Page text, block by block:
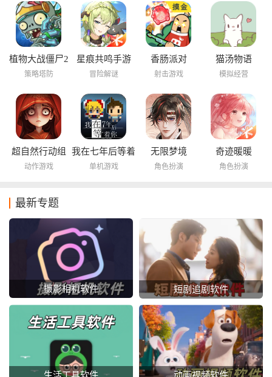
植物大战僵尸2
海底世界
策略塔防
星痕共鸣手游
冒险解谜
香肠派对
射击游戏
猫汤物语
模拟经营
超自然行动组
动作游戏
我在七年后等着
你
单机游戏
无限梦境
角色扮演
奇迹暖暖
角色扮演
最新专题
摄影相机软件 短剧追剧软件
动画视频软件